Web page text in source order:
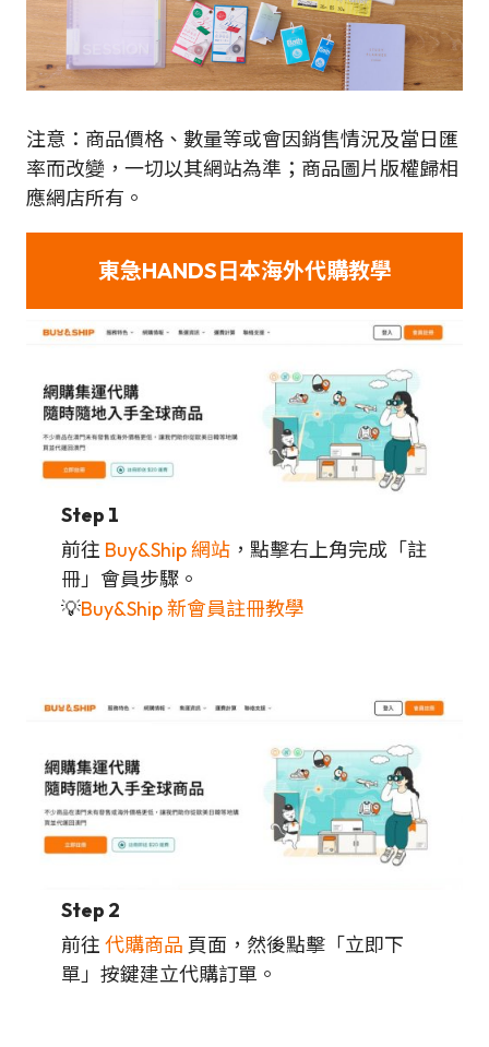
注意：商品價格、數量等或會因銷售情況及當日匯
率而改變，一切以其網站為準；商品圖片版權歸相
應網店所有。
東急HANDS日本海外代購教學
Step 1
前往 Buy&Ship 網站 ，點擊右上角完成「註
冊」會員步驟。
💡Buy&Ship 新會員註冊教學
Step 2
前往 代購商品 頁面，然後點擊「立即下
單」按鍵建立代購訂單。